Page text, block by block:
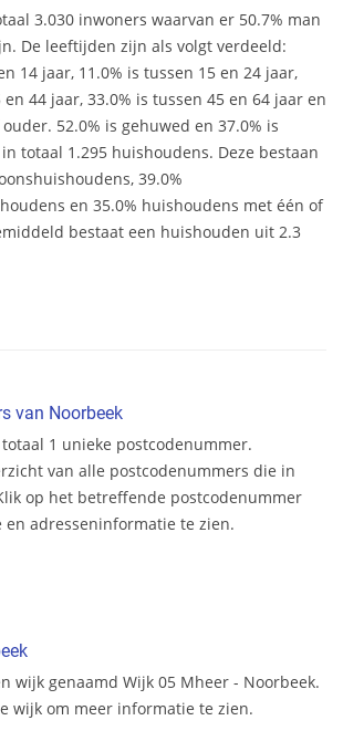
3.030 inwoners waarvan er 50.7% man
De leeftijden zijn als volgt verdeeld:
14 jaar, 11.0% is tussen 15 en 24 jaar,
en 44 jaar, 33.0% is tussen 45 en 64 jaar en
52.0% is gehuwed en 37.0% is
totaal 1.295 huishoudens. Deze bestaan
39.0%
en 35.0% huishoudens met één of
bestaat een huishouden uit 2.3
van Noorbeek
1 unieke postcodenummer.
van alle postcodenummers die in
op het betreffende postcodenummer
en adresseninformatie te zien.
wijk genaamd Wijk 05 Mheer - Noorbeek.
wijk om meer informatie te zien.